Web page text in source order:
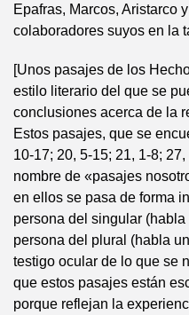
Epafras, Marcos, Aristarco
colaboradores suyos en la
[Unos pasajes de los
estilo literario del que se
conclusiones acerca de la
Estos pasajes, que se
10-17; 20, 5-15; 21, 1-8;
nombre de «pasajes
en ellos se pasa de forma
persona del singular
persona del plural (habla
testigo ocular de lo que se
que estos pasajes están
porque reflejan la